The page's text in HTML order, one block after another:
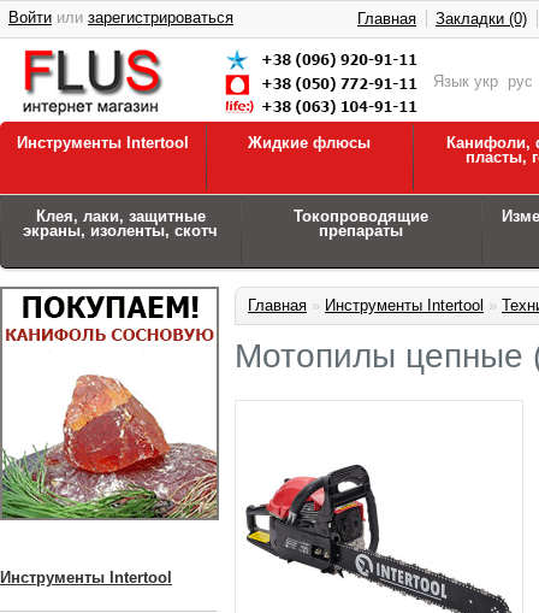
Язык укр рус
Войти или зарегистрироваться Главная Закладки (0)
Инструменты Intertool Жидкие флюсы
Канифоли,
пласты,
Клея, лаки, защитные
экраны, изоленты, скотч
Токопроводящие
препараты
Инструменты Intertool
Главная » Инструменты Intertool »
Мотопилы цепные